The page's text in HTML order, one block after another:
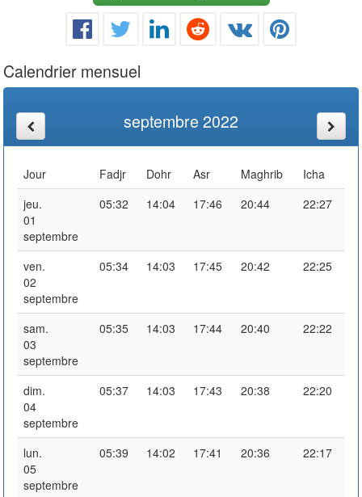
Calendrier mensuel
septembre 2022
Jour Fadjr Dohr Asr Maghrib
Icha
jeu.
01
septembre
05:32 14:04 17:46 20:44 22:27
ven.
02
septembre
05:34 14:03 17:45 20:42 22:25
sam.
03
septembre
05:35 14:03 17:44 20:40 22:22
dim.
04
septembre
05:37 14:03 17:43 20:38 22:20
lun.
05
septembre
05:39 14:02 17:41 20:36 22:17